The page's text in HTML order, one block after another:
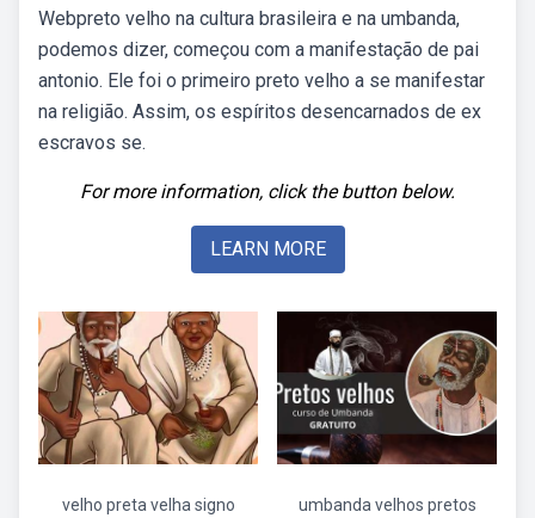
Webpreto velho na cultura brasileira e na umbanda,
podemos dizer, começou com a manifestação de pai
antonio. Ele foi o primeiro preto velho a se manifestar
na religião. Assim, os espíritos desencarnados de ex
escravos se.
For more information, click the button below.
LEARN MORE
velho preta velha signo
umbanda velhos pretos